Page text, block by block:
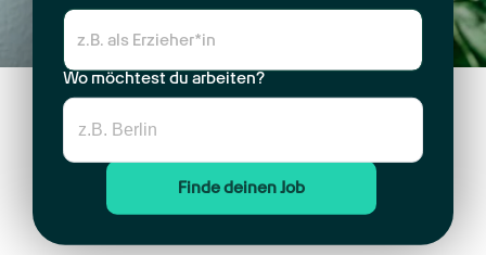
Wo möchtest du arbeiten?
Finde deinen Job